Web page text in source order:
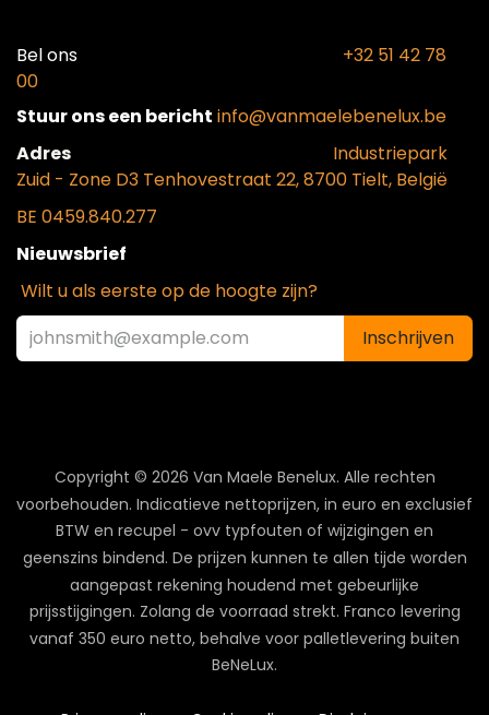
Bel ons​
+32 51 42 78
00
Stuur ons een bericht info@vanmaelebenelux.be
Adr​es
​Industriepark
Zuid - Zone D3 Tenhovestraat 22, 8700 Tielt, België
BE 0459.840.277
Nieuwsbrief
Wilt u als eerste op de hoogte zijn?
Inschrijven
Copyright © 2026 Van Maele Benelux. Alle rechten
voorbehouden. Indicatieve nettoprijzen, in euro en exclusief
BTW en recupel - ovv typfouten of wijzigingen en
geenszins bindend. De prijzen kunnen te allen tijde worden
aangepast rekening houdend met gebeurlijke
prijsstijgingen. Zolang de voorraad strekt. Franco levering
vanaf 350 euro netto, behalve voor palletlevering buiten
BeNeLux.